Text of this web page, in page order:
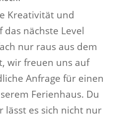
Kreativität und
nächste Level
nur raus aus dem
wir freuen uns auf
Anfrage für einen
Ferienhaus. Du
lässt es sich nicht nur